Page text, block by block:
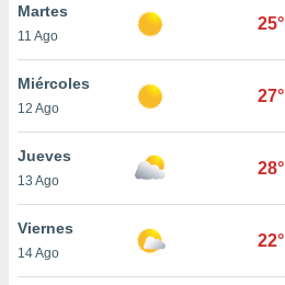
de
cookies
aceptar
Martes
11 Ago
25°
Miércoles
12 Ago
27°
Jueves
13 Ago
28°
Viernes
14 Ago
22°